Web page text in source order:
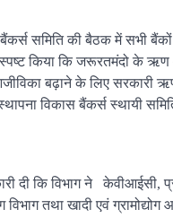
समिति की बैठक में सभी
स्पष्ट किया कि जरूरतमंदो के
बढ़ाने के लिए सरकारी
विकास बैंकर्स स्थायी
दी कि विभाग ने
तथा खादी एवं ग्रामोद्योग